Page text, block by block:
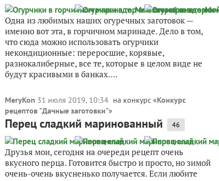
Одна из любимых наших огуречных заготовок —
именно вот эта, в горчичном маринаде. Дело в том,
что сюда можно использовать огурчики
некондиционные: переросшие, корявые,
разнокалиберные, все те, которые в целом виде не
будут красивыми в банках....
MeryKon 31 июля 2019, 10:34 на конкурс «Конкурс
рецептов "Дачные заготовки"»
Перец сладкий маринованный 46
Друзья мои, сегодня на очереди рецепт очень
вкусного перца. Готовится быстро и просто, но зимой
очень-очень вкусненько получается. Если любите